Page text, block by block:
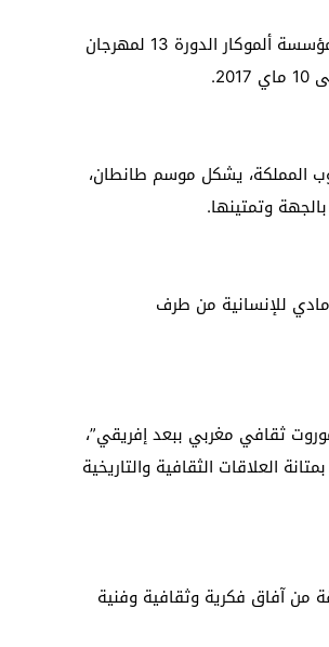
تحت الرعاية السامية لصاحب الجلالة الملك محمد السادس، تنظم مؤسسة ألموكار الدورة 13 لمهرجان
المملكة، يشكل موسم طانطان،
وتمتينها.
للإنسانية من طرف
طانطان : موروت ثقافي مغربي ببعد إفريقي”،
العلاقات الثقافية والتاريخية
آفاق فكرية وثقافية وفنية